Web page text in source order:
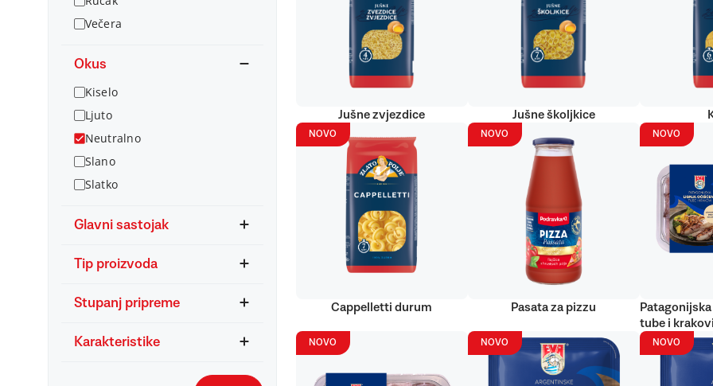
Večera
Okus
Kiselo
Ljuto
Neutralno
Slano
Slatko
Glavni sastojak
Tip proizvoda
Stupanj pripreme
Karakteristike
Jušne zvjezdice Jušne školjkice
NOVO
Cappelletti durum
NOVO
Pasata za pizzu
NOVO
tube i
NOVO NOVO NOVO